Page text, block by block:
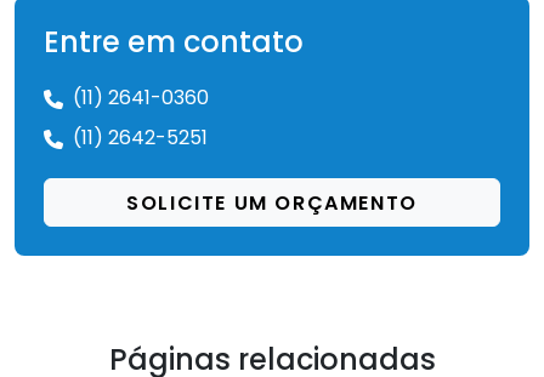
Entre em contato
(11) 2641-0360
(11) 2642-5251
SOLICITE UM ORÇAMENTO
Páginas relacionadas